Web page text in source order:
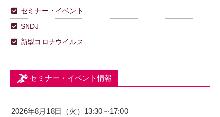
セミナー・イベント
SNDJ
新型コロナウイルス
セミナー・イベント情報
2026年8月18日（火）13:30～17:00